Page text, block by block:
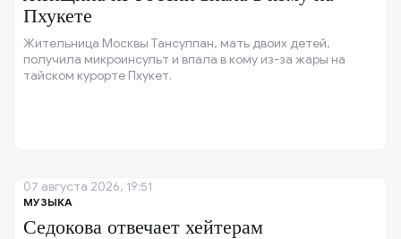
Пхукете
Жительница Москвы Тансулпан, мать двоих детей,
получила микроинсульт и впала в кому из-за жары на
тайском курорте Пхукет.
МУЗЫКА
Седокова отвечает хейтерам
07 августа 2026, 19:51